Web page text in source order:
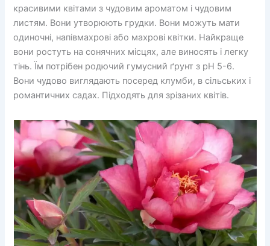
красивими квітами з чудовим ароматом і чудовим
листям. Вони утворюють грудки. Вони можуть мати
одиночні, напівмахрові або махрові квітки. Найкраще
вони ростуть на сонячних місцях, але виносять і легку
тінь. Їм потрібен родючий гумусний ґрунт з pH 5-6.
Вони чудово виглядають посеред клумби, в сільських і
романтичних садах. Підходять для зрізаних квітів.